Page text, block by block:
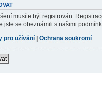
musíte být registrován.
jste se obeznámili s našimi
pro užívání
Ochrana soukromí